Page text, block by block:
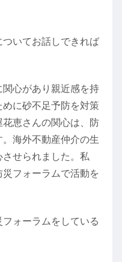
いてお話しできれば
心があり親近感を持
に砂不足予防を対策
恵さんの関心は、防
海外不動産仲介の生
せられました。私
フォーラムで活動を
ォーラムをしている